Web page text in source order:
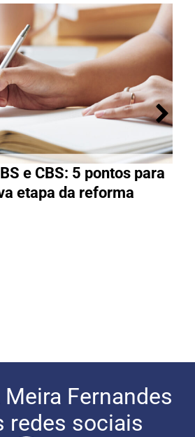
e CBS: 5 pontos para
etapa da reforma
Meira Fernandes
redes sociais